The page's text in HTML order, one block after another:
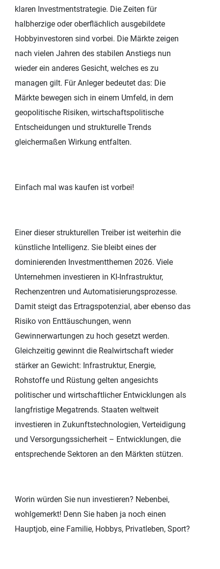
klaren Investmentstrategie. Die Zeiten für
halbherzige oder oberflächlich ausgebildete
Hobbyinvestoren sind vorbei. Die Märkte zeigen
nach vielen Jahren des stabilen Anstiegs nun
wieder ein anderes Gesicht, welches es zu
managen gilt. Für Anleger bedeutet das: Die
Märkte bewegen sich in einem Umfeld, in dem
geopolitische Risiken, wirtschaftspolitische
Entscheidungen und strukturelle Trends
gleichermaßen Wirkung entfalten.
Einfach mal was kaufen ist vorbei!
Einer dieser strukturellen Treiber ist weiterhin die
künstliche Intelligenz. Sie bleibt eines der
dominierenden Investmentthemen 2026. Viele
Unternehmen investieren in KI-Infrastruktur,
Rechenzentren und Automatisierungsprozesse.
Damit steigt das Ertragspotenzial, aber ebenso das
Risiko von Enttäuschungen, wenn
Gewinnerwartungen zu hoch gesetzt werden.
Gleichzeitig gewinnt die Realwirtschaft wieder
stärker an Gewicht: Infrastruktur, Energie,
Rohstoffe und Rüstung gelten angesichts
politischer und wirtschaftlicher Entwicklungen als
langfristige Megatrends. Staaten weltweit
investieren in Zukunftstechnologien, Verteidigung
und Versorgungssicherheit – Entwicklungen, die
entsprechende Sektoren an den Märkten stützen.
Worin würden Sie nun investieren? Nebenbei,
wohlgemerkt! Denn Sie haben ja noch einen
Hauptjob, eine Familie, Hobbys, Privatleben, Sport?